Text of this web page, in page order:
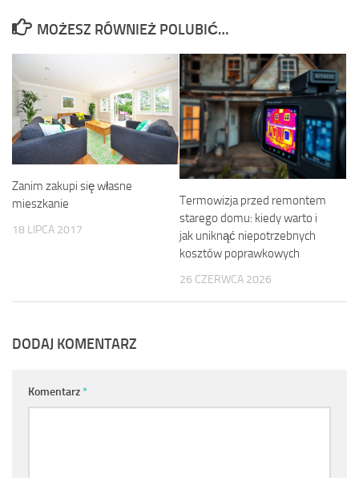
MOŻESZ RÓWNIEŻ POLUBIĆ…
Zanim zakupi się własne
mieszkanie
18 LIPCA 2017
Termowizja przed remontem
starego domu: kiedy warto i
jak uniknąć niepotrzebnych
kosztów poprawkowych
26 CZERWCA 2026
DODAJ KOMENTARZ
Komentarz*